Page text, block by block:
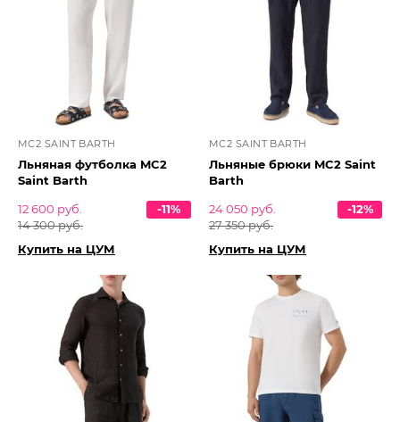
MC2 SAINT BARTH
Льняная футболка MC2
Saint Barth
12 600 руб.
14 300 руб.
-11%
Купить на ЦУМ
MC2 SAINT BARTH
Льняные брюки MC2 Saint
Barth
24 050 руб.
27 350 руб.
-12%
Купить на ЦУМ